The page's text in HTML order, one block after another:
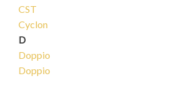
CST
Cyclon
D
Doppio
Doppio